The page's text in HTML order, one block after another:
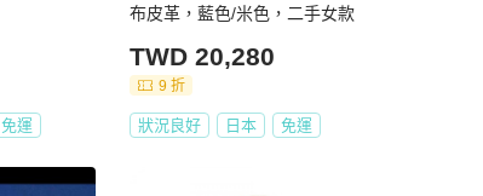
免運
布皮革，藍色/米色，二手女款
TWD 20,280
9 折
狀況良好 日本 免運